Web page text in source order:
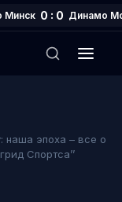
Минск 0 : 0 Динамо
наша эпоха – все о
Спортса’’